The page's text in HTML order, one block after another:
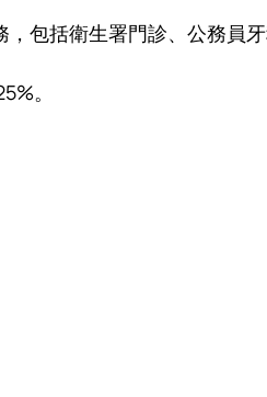
包括衛生署門診、公務員
。